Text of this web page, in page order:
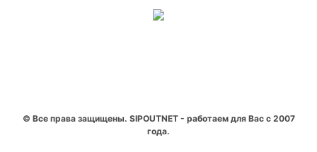
© Все права защищены. SIPOUTNET - работаем для Вас с 2007
года.